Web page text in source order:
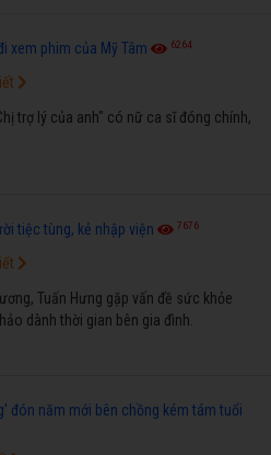
xem phim của Mỹ Tâm 6264
trợ lý của anh" có nữ ca sĩ đóng chính,
tiệc tùng, kẻ nhập viện 7676
Tuấn Hưng gặp vấn đề sức khỏe
dành thời gian bên gia đình.
đón năm mới bên chồng kém tám tuổi